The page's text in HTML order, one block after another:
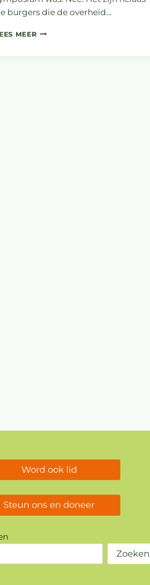
burgers die de overheid…
MEERBURGERS
Word ook lid
Steun ons en doneer
Zoeken